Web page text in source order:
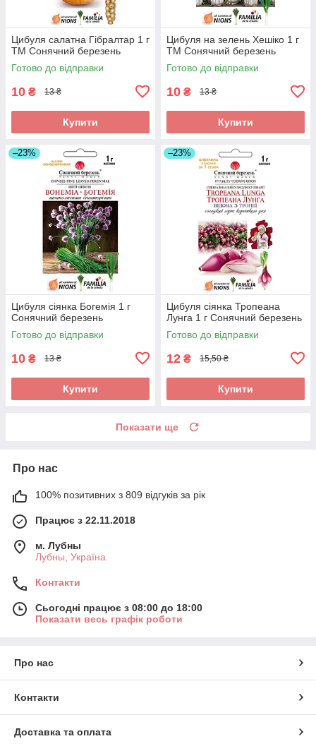
Цибуля салатна Гібралтар 1 г
ТМ Сонячний березень
Готово до відправки
10 ₴ 13 ₴
Купити
Цибуля на зелень Хешіко 1 г
ТМ Сонячний березень
Готово до відправки
10 ₴ 13 ₴
Купити
–23%
Цибуля сіянка Богемія 1 г
Сонячний березень
Готово до відправки
10 ₴ 13 ₴
Купити
–23%
Цибуля сіянка Тропеана
Лунга 1 г Сонячний березень
Готово до відправки
12 ₴ 15,50 ₴
Купити
Показати ще
Про нас
100% позитивних з 809 відгуків за рік
Працює з 22.11.2018
м. Лубны
Лубны, Україна
Контакти
Сьогодні працює з 08:00 до 18:00
Показати весь графік роботи
Про нас
Контакти
Доставка та оплата